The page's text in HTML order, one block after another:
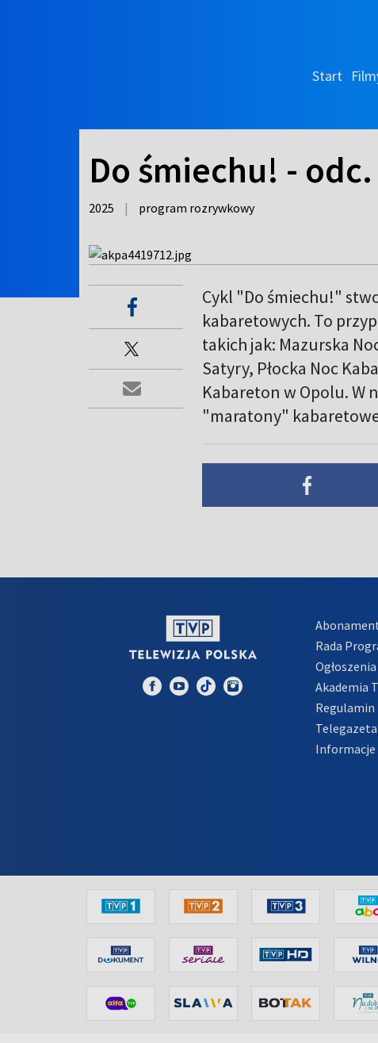
Start
Do śmiechu! - odc.
2025 | program rozrywkowy
Cykl "Do śmiechu!"
kabaretowych. To
takich jak: Mazurska
Satyry, Płocka Noc
Kabareton w Opolu. W
"maratony"
Rada
Akademia
Informacje